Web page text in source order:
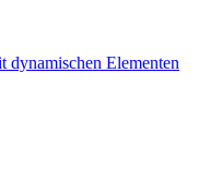
Elementen